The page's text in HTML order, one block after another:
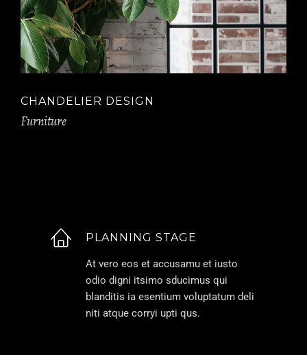
DESIGN
PLANNING STAGE
At vero eos et accusamu et iusto
odio digni itsimo sducimus qui
blanditis ia esentium voluptatum deli
niti atque corryi upti qus.